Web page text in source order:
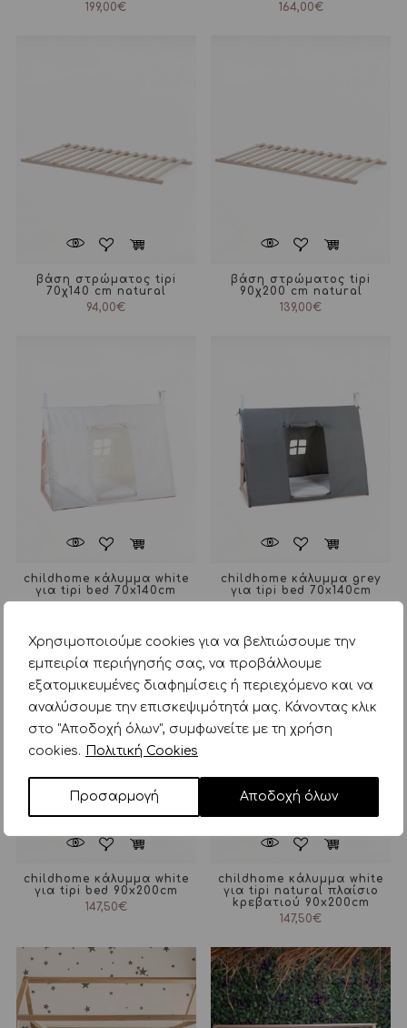
Χρησιμοποιούμε cookies για να βελτιώσουμε την
εμπειρία περιήγησής σας, να προβάλλουμε
εξατομικευμένες διαφημίσεις ή περιεχόμενο και να
αναλύσουμε την επισκεψιμότητά μας. Κάνοντας κλικ
στο "Αποδοχή όλων", συμφωνείτε με τη χρήση
cookies. Πολιτική Cookies
Προσαρμογή Αποδοχή όλων
199,00€
164,00€
βάση στρώματος tipi
70χ140 cm natural
94,00€
βάση στρώματος tipi
90χ200 cm natural
139,00€
childhome κάλυμμα white
για tipi bed 70x140cm
childhome κάλυμμα grey
για tipi bed 70x140cm
childhome κάλυμμα white
για tipi bed 90x200cm
147,50€
childhome κάλυμμα white
για tipi natural πλαίσιο
kρεβατιού 90x200cm
147,50€